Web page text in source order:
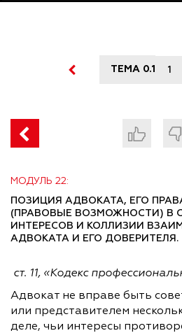
ТЕМА 0.1 1
МОДУЛЬ 22:
ПОЗИЦИЯ АДВОКАТА, ЕГО
(ПРАВОВЫЕ ВОЗМОЖНОСТИ) В
ИНТЕРЕСОВ И КОЛЛИЗИИ
АДВОКАТА И ЕГО ДОВЕРИТЕЛЯ.
ст. 11, «Кодекс
Адвокат не вправе быть
или представителем
деле, чьи интересы